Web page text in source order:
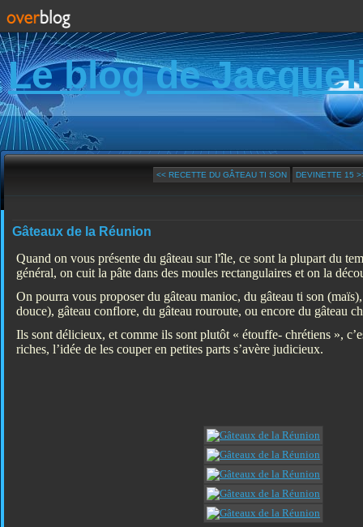
Le blog de
<< RECETTE DU GÂTEAU TI SON DEVINETTE 15
Gâteaux de la Réunion
Quand on vous présente du gâteau sur l'île, ce sont la plupart du
général, on cuit la pâte dans des moules rectangulaires et on la
On pourra vous proposer du gâteau manioc, du gâteau ti son
douce), gâteau conflore, du gâteau rouroute, ou encore du gâteau
Ils sont délicieux, et comme ils sont plutôt « étouffe- chrétiens »,
riches, l’idée de les couper en petites parts s’avère judicieux.